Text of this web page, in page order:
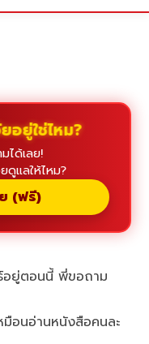
อยู่ใช่ไหม?
ได้เลย!
ดูแลให้ไหม?
ย (ฟรี)
อยู่ตอนนี้ พี่ขอถาม
มือนอ่านหนังสือคนละ